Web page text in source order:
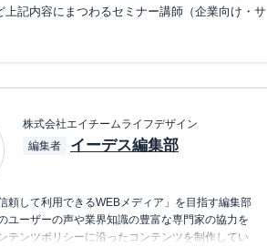
記内容にまつわるセミナー講師（企業向け・サ
株式会社エイチームライフデザイン
編集者
イーデス編集部
頼して利用できるWEBメディア」を目指す編集部
ユーザーの声や業界知識の豊富な専門家の協力を
テンツポリシーに沿ったコンテンツを制作してい